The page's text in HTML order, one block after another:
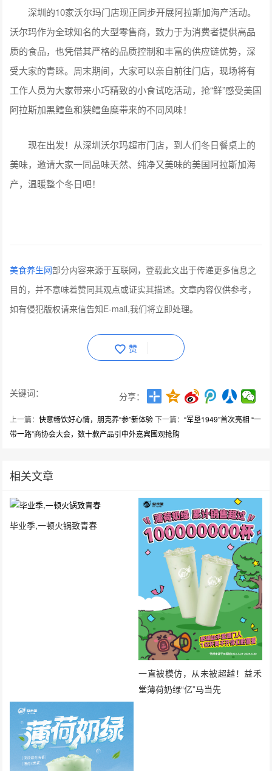
深圳的10家沃尔玛门店现正同步开展阿拉斯加海产活动。
沃尔玛作为全球知名的大型零售商，致力于为消费者提供高品
质的食品，也凭借其严格的品质控制和丰富的供应链优势，深
受大家的青睐。周末期间，大家可以亲自前往门店，现场将有
工作人员为大家带来小巧精致的小食试吃活动，抢“鲜”感受美国
阿拉斯加黑鳕鱼和狭鳕鱼糜带来的不同风味！
现在出发！从深圳沃尔玛超市门店，到人们冬日餐桌上的
美味，邀请大家一同品味天然、纯净又美味的美国阿拉斯加海
产，温暖整个冬日吧！
美食养生网部分内容来源于互联网，登载此文出于传递更多信息之
目的，并不意味着赞同其观点或证实其描述。文章内容仅供参考，
如有侵犯版权请来信告知E-mail,我们将立即处理。
赞
关键词： 分享：
上一篇：快意畅饮好心情，朋克养“参”新体验下一篇：“军垦1949”首次亮相 “一
带一路”商协会大会，数十款产品引中外嘉宾围观抢购
相关文章
毕业季,一顿火锅致青春
一直被模仿，从未被超越！益禾
堂薄荷奶绿“亿”马当先